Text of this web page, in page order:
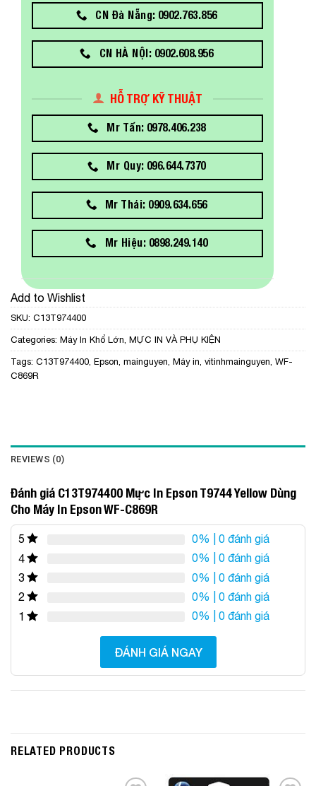
CN Đà Nẵng: 0902.763.856
CN HÀ NỘI: 0902.608.956
HỖ TRỢ KỸ THUẬT
Mr Tấn: 0978.406.238
Mr Quy: 096.644.7370
Mr Thái: 0909.634.656
Mr Hiệu: 0898.249.140
Add to Wishlist
SKU: C13T974400
Categories: Máy In Khổ Lớn, MỰC IN VÀ PHỤ KIỆN
Tags: C13T974400, Epson, mainguyen, Máy in, vitinhmainguyen, WF-
C869R
REVIEWS (0)
Đánh giá C13T974400 Mực In Epson T9744 Yellow Dùng
Cho Máy In Epson WF-C869R
5 0% | 0 đánh giá
4
0% | 0 đánh giá
3
0% | 0 đánh giá
2
0% | 0 đánh giá
1
0% | 0 đánh giá
ĐÁNH GIÁ NGAY
RELATED PRODUCTS